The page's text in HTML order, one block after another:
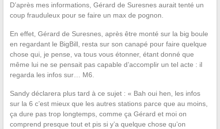
D’après mes informations, Gérard de Suresnes aurait tenté un
coup frauduleux pour se faire un max de pognon.
En effet, Gérard de Suresnes, après être monté sur la big boule
en regardant le BigBill, resta sur son canapé pour faire quelque
chose qui, je pense, va tous vous étonner, étant donné que
même lui ne se pensait pas capable d’accomplir un tel acte : il
regarda les infos sur… M6.
Sandy déclarera plus tard à ce sujet : « Bah oui hen, les infos
sur la 6 c’est mieux que les autres stations parce que au moins,
ça dure pas trop longtemps, comme ça Gérard et moi on
comprend presque tout et pis si y’a quelque chose qu’on